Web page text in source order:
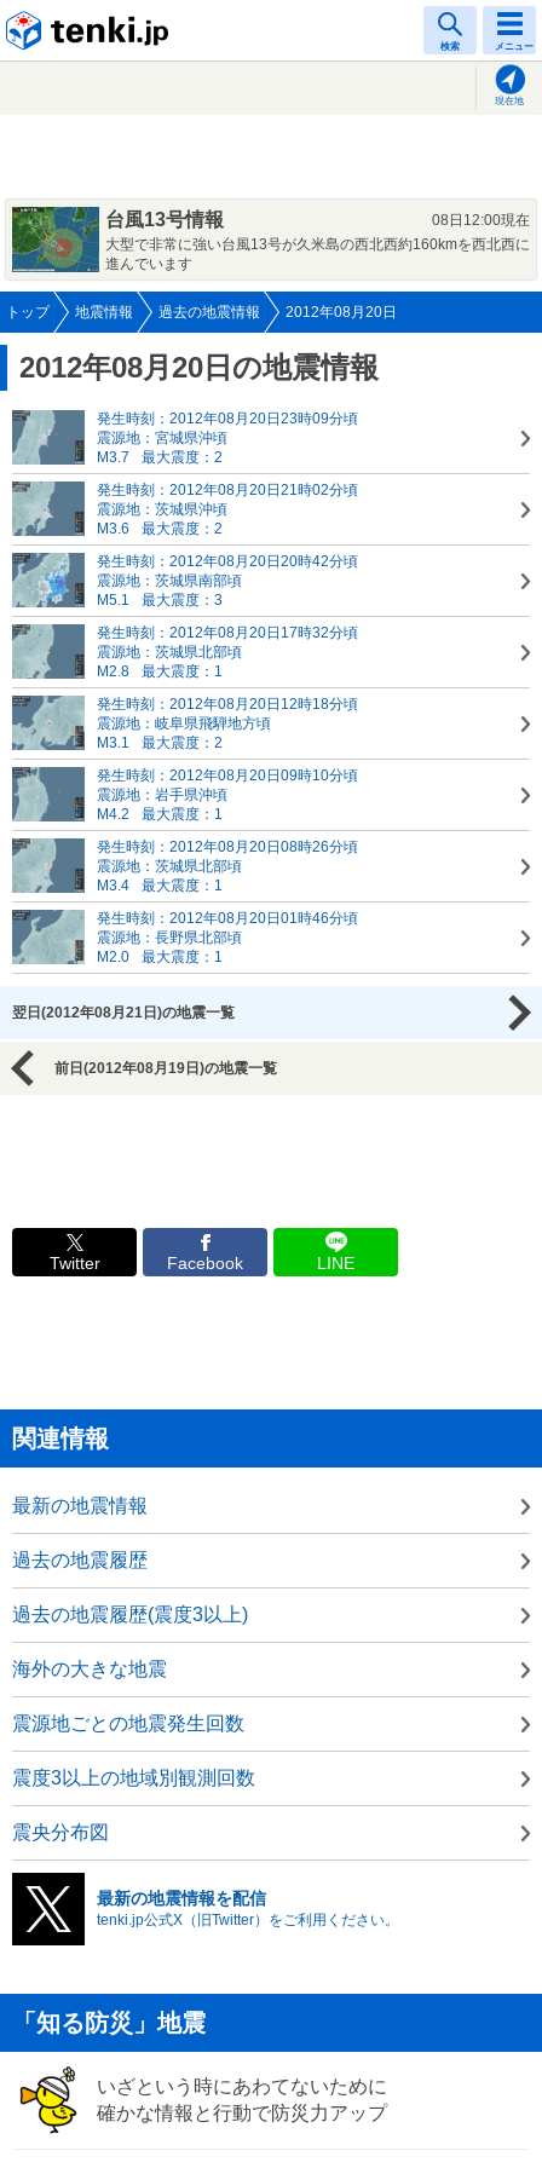
検索 メニュー
現在地
台風13号情報
08日12:00現在
大型で非常に強い台風13号が久米島の西北西約160kmを西北西に
進んでいます
トップ 地震情報 過去の地震情報 2012年08月20日
2012年08月20日の地震情報
発生時刻：2012年08月20日23時09分頃
震源地：宮城県沖頃
M3.7
最大震度：2
発生時刻：2012年08月20日21時02分頃
震源地：茨城県沖頃
M3.6
最大震度：2
発生時刻：2012年08月20日20時42分頃
震源地：茨城県南部頃
M5.1
最大震度：3
発生時刻：2012年08月20日17時32分頃
震源地：茨城県北部頃
M2.8
最大震度：1
発生時刻：2012年08月20日12時18分頃
震源地：岐阜県飛騨地方頃
M3.1
最大震度：2
発生時刻：2012年08月20日09時10分頃
震源地：岩手県沖頃
M4.2
最大震度：1
発生時刻：2012年08月20日08時26分頃
震源地：茨城県北部頃
M3.4
最大震度：1
発生時刻：2012年08月20日01時46分頃
震源地：長野県北部頃
M2.0
最大震度：1
翌日(2012年08月21日)の地震一覧
前日(2012年08月19日)の地震一覧
Twitter Facebook LINE
関連情報
最新の地震情報
過去の地震履歴
過去の地震履歴(震度3以上)
海外の大きな地震
震源地ごとの地震発生回数
震度3以上の地域別観測回数
震央分布図
最新の地震情報を配信
tenki.jp公式X（旧Twitter）をご利用ください。
「知る防災」地震
いざという時にあわてないために
確かな情報と行動で防災力アップ